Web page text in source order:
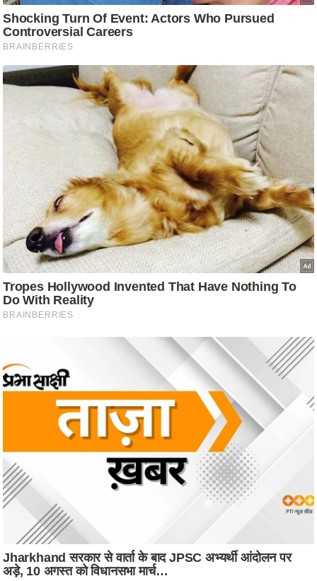
मं
त्रा
रि
ले
श
रा
ज
नी
ति
वि
श्ले
ष
ण
स
म
यि
तृ
भू
मि
स्तं
ए
म